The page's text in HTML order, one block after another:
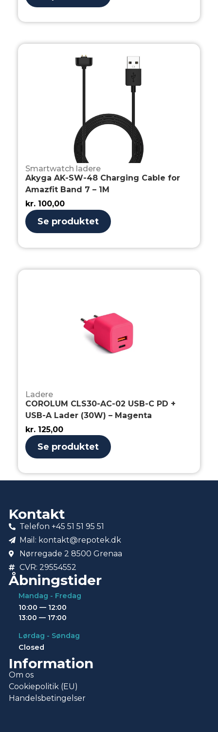
Smartwatch ladere
Akyga AK-SW-48 Charging Cable for
Amazfit Band 7 – 1M
kr. 100,00
Se produktet
Ladere
COROLUM CLS30-AC-02 USB-C PD +
USB-A Lader (30W) – Magenta
kr. 125,00
Se produktet
Kontakt
Telefon +45 51 51 95 51
Mail: kontakt@repotek.dk
Nørregade 2 8500 Grenaa
CVR: 29554552
Åbningstider
Mandag - Fredag
10:00 — 12:00
13:00 — 17:00
Lørdag - Søndag
Closed
Information
Om os
Cookiepolitik (EU)
Handelsbetingelser